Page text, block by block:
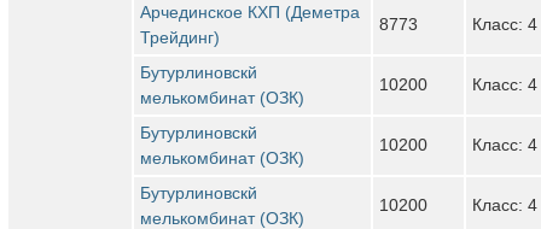
Арчединское КХП (Деметра
Трейдинг)
8773 Класс: 4
Бутурлиновскй
мелькомбинат (ОЗК)
10200 Класс: 4
Бутурлиновскй
мелькомбинат (ОЗК)
10200 Класс: 4
Бутурлиновскй
мелькомбинат (ОЗК)
10200 Класс: 4